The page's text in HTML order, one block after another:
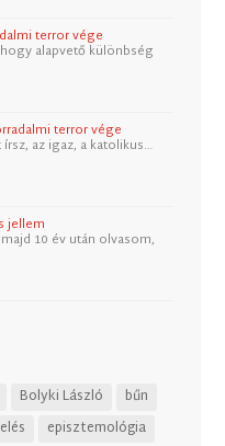
terror vége
alapvető különbség
terror vége
az igaz, a katolikus…
jellem
10 év után olvasom,
Bolyki László
bűn
episztemológia